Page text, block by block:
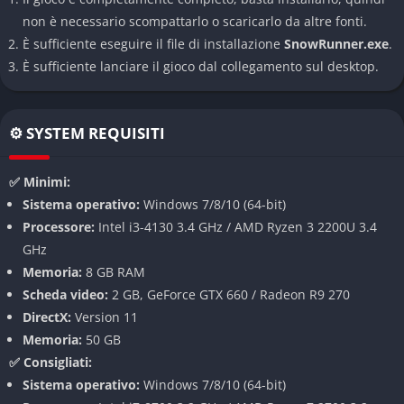
il fango risucchia le tue ruote, e il ghiaccio rende instabile ogni
manovra. Questa fisica superlativa crea un’esperienza di guida
unica e incredibilmente soddisfacente.
SnowRunner offre un sistema di progressione simile a quello di
denaro ed esperienza che ti permetteranno di salire di livello,
sbloccando nuovi veicoli e potenziamenti. Questa crescita
esponenziale ti darà grandi soddisfazioni quando riuscirai a
trasformare un camion inizialmente impacciato in un
compagno insostituibile nei territori più ostili.
Mappe Vaste e Dettagliate
Il gioco ti porta attraverso tre diverse regioni: Michigan, Alaska
e la russa Taymir. Ogni area presenta sfide uniche e paesaggi
non è necessario scompattarlo o scaricarlo da altre fonti.
È sufficiente eseguire il file di installazione SnowRunner.exe.
È sufficiente lanciare il gioco dal collegamento sul desktop.
⚙️ SYSTEM REQUISITI
✅ Minimi:
Sistema operativo: Windows 7/8/10 (64-bit)
Processore: Intel i3-4130 3.4 GHz / AMD Ryzen 3 2200U 3.4
GHz
Memoria: 8 GB RAM
Scheda video: 2 GB, GeForce GTX 660 / Radeon R9 270
DirectX: Version 11
Memoria: 50 GB
✅ Consigliati:
Sistema operativo: Windows 7/8/10 (64-bit)